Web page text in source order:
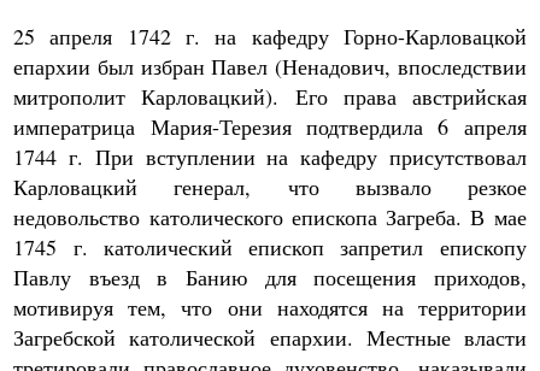
25 апреля 1742 г. на кафедру Горно-Карловацкой
епархии был избран Павел (Ненадович, впоследствии
митрополит Карловацкий). Его права австрийская
императрица Мария-Терезия подтвердила 6 апреля
1744 г. При вступлении на кафедру присутствовал
Карловацкий генерал, что вызвало резкое
недовольство католического епископа Загреба. В мае
1745 г. католический епископ запретил епископу
Павлу въезд в Банию для посещения приходов,
мотивируя тем, что они находятся на территории
Загребской католической епархии. Местные власти